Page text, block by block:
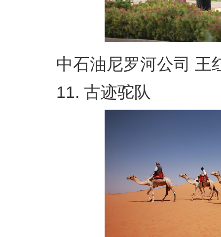
中石油尼罗河公司 王
11. 古迹驼队